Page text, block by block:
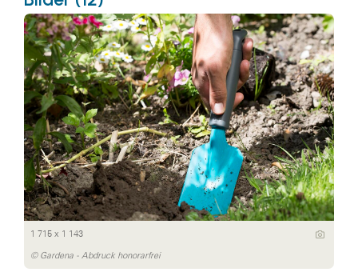
1 715 x 1 143
© Gardena - Abdruck honorarfrei